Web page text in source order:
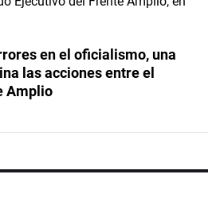
en el oficialismo, una
las acciones entre el
Amplio